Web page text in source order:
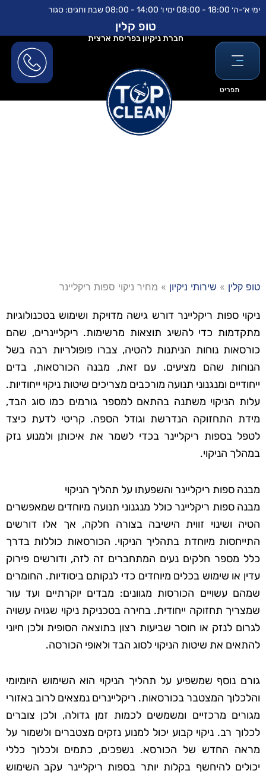
לתוכן
דילוג
ימי א׳-ה׳ 18:00 - 08:00 ימי ו׳ 14:00 - 08:00 שבת וחגים: סגור
תפריט
טופ קלין
חברת ניקיון בפריסת ארצית
טופ קלין » שירותי ניקיון » מחיר ניקוי ספות ריקליינר
ניקוי ספות ריקליינר דורש גישה מדויקת ושימוש בטכנולוגיות
מתקדמות כדי להשיג תוצאות מרשימות. ריקליינרים, שהם
כורסאות נוחות הניתנות להטיה, צברו פופולריות רבה בשל
הנוחות שהם מציעים. עם זאת, מבנה הכורסאות, בדים
ייחודיים ומנגנוני תנועה מורכבים מצריכים שיטות ניקוי ייחודיות.
עלות הניקוי משתנה בהתאם למספר גורמים כמו סוג הבד,
מידת התחזוקה הנדרשת וגודל הספה. קריטי לדעת כיצד
לטפל בספות ריקליינר בכדי לשמר את איכותן ולמנוע נזק
במהלך הניקוי.
מבנה ספות ריקליינר והשפעתו על תהליך הניקוי
מבנה ספות ריקליינר כולל מנגנוני תנועה מיוחדים שמאפשרים
הטיה ושינוי זווית הישיבה בצורה חלקה, אך אלו דורשים
התייחסות מיוחדת בתהליך הניקוי. הכורסאות כוללות בדרך
כלל מספר חלקים נעים המתחברים זה לזה, ודורשים פירוק
עדין או שימוש בכלים מיוחדים כדי לנקותם ביסודיות. החומרים
שמהם עשויים הכורסות מגוונים: מבדים יוקרתיים ועד עור
שמצריך תחזוקה ייחודית. בחירה בטכניקת ניקוי שגויה עשויה
לגרום לנזק או חוסר שביעות רצון בתוצאה הסופית ולכן חיוני
להתאים את שיטות הניקוי לסוג הבד ולאופי הכורסה.
גורם נוסף שמשפיע על תהליך הניקוי הוא השימוש היומיומי
והלכלוך המצטבר בכורסאות. ריקליינרים נמצאים לרוב באזורי
מגורים מרכזיים ומשמשים לכמות זמן גדולה, ולכן צוברים
לכלוך רב. ניקוי קבוע יכול למנוע נזקים מצטברים ולשמור על
מראה החדש של הכורסא. נשפכים, כתמים ולכלוך כללי
יכולים להיחשף בקלות יותר בספות ריקליינר עקב השימוש